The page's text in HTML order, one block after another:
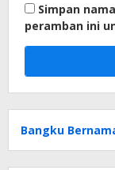
Simpan
peramban ini
Bangku